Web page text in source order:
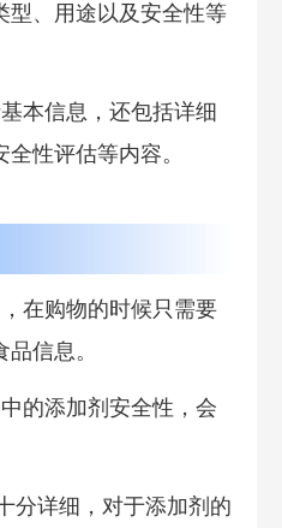
型、用途以及安全性等
本信息，还包括详细
性评估等内容。
在购物的时候只需要
信息。
的添加剂安全性，会
分详细，对于添加剂的